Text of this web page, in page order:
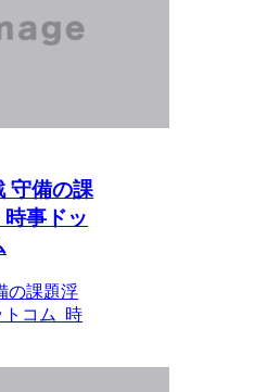
守備の課
事ドッ
の課題浮
トコム 時